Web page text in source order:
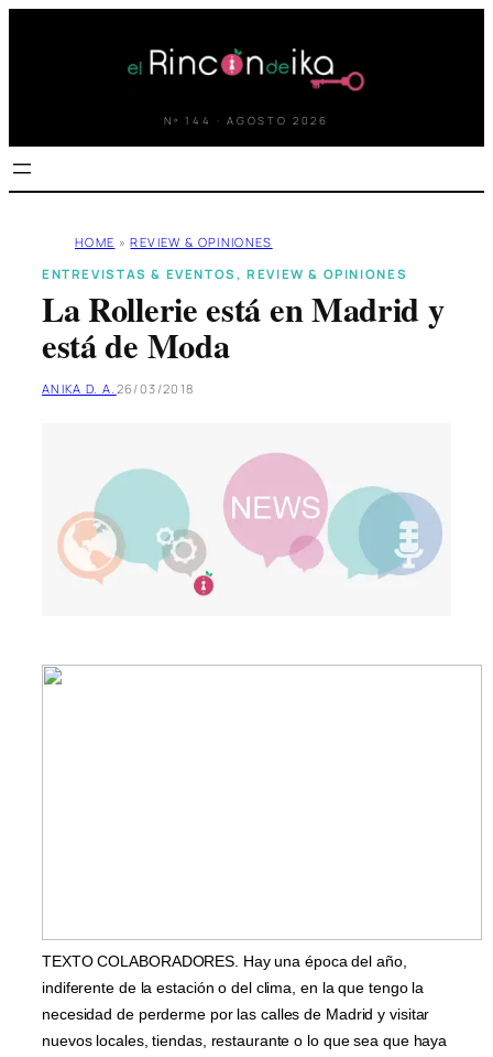
Nº 144 · AGOSTO 2026
HOME » REVIEW & OPINIONES
ENTREVISTAS & EVENTOS , REVIEW & OPINIONES
La Rollerie está en Madrid y
está de Moda
ANIKA D. A. 26/03/2018
TEXTO COLABORADORES. Hay una época del año,
indiferente de la estación o del clima, en la que tengo la
necesidad de perderme por las calles de Madrid y visitar
nuevos locales, tiendas, restaurante o lo que sea que haya